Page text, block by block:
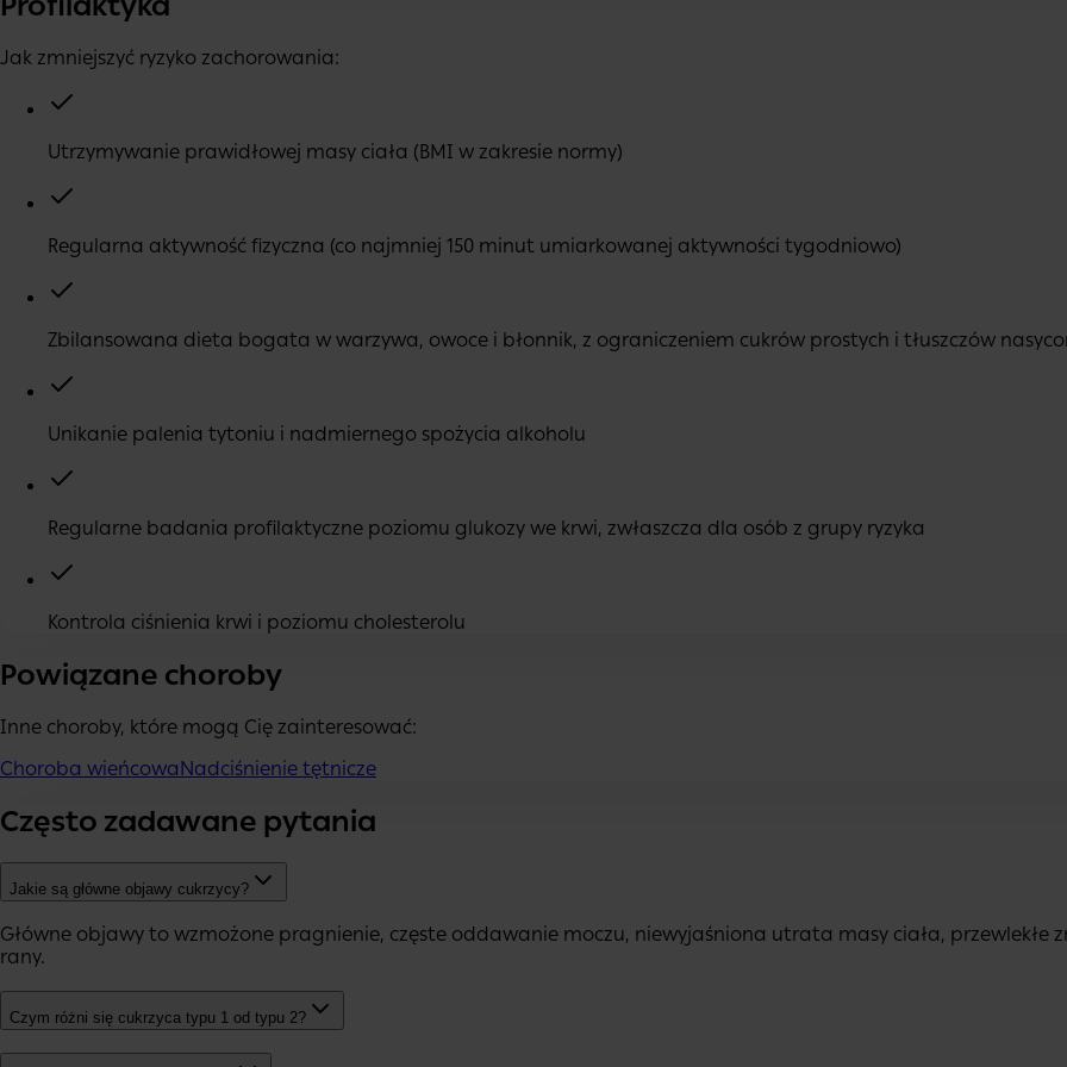
Jak zmniejszyć ryzyko zachorowania:
Utrzymywanie prawidłowej masy ciała (BMI w zakresie normy)
Regularna aktywność fizyczna (co najmniej 150 minut umiarkowanej aktywności tygodniowo)
Zbilansowana dieta bogata w warzywa, owoce i błonnik, z ograniczeniem cukrów prostych i tłuszczów
Unikanie palenia tytoniu i nadmiernego spożycia alkoholu
Regularne badania profilaktyczne poziomu glukozy we krwi, zwłaszcza dla osób z grupy ryzyka
Kontrola ciśnienia krwi i poziomu cholesterolu
Powiązane choroby
Inne choroby, które mogą Cię zainteresować:
Choroba wieńcowaNadciśnienie tętnicze
Często zadawane pytania
Jakie są główne objawy cukrzycy?
Główne objawy to wzmożone pragnienie, częste oddawanie moczu, niewyjaśniona utrata masy ciała, przewlekłe
rany.
Czym różni się cukrzyca typu 1 od typu 2?